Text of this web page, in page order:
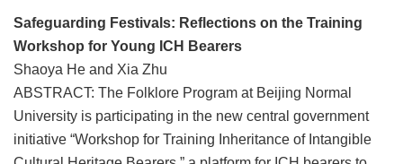
Safeguarding Festivals: Reflections on the Training
Workshop for Young ICH Bearers
Shaoya He and Xia Zhu
ABSTRACT: The Folklore Program at Beijing Normal
University is participating in the new central government
initiative “Workshop for Training Inheritance of Intangible